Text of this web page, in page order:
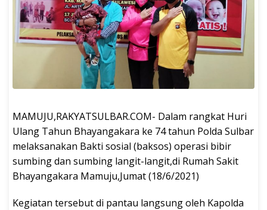
MAMUJU,RAKYATSULBAR.COM- Dalam rangkat Huri
Ulang Tahun Bhayangakara ke 74 tahun Polda Sulbar
melaksanakan Bakti sosial (baksos) operasi bibir
sumbing dan sumbing langit-langit,di Rumah Sakit
Bhayangakara Mamuju,Jumat (18/6/2021)
Kegiatan tersebut di pantau langsung oleh Kapolda